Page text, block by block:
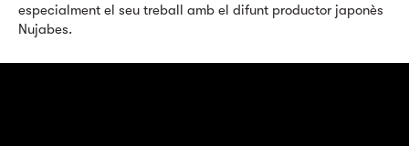
especialment el seu treball amb el difunt productor japonès
Nujabes.